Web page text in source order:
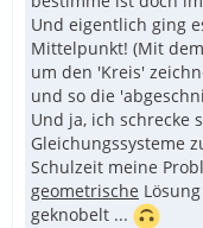
Und eigentlich ging
Mittelpunkt! (Mit
um den 'Kreis'
und so die
Und ja, ich schrecke
Gleichungssysteme
Schulzeit meine
geometrische
geknobelt ...